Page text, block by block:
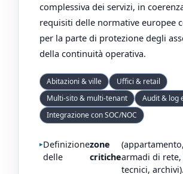
complessiva dei servizi, in
requisiti delle normative europee
per la parte di protezione degli
della continuità operativa.
Abitazioni & ville
Uffici & retail
Multi-sito & multi-tenant
Audit & log
Integrazione con SOC/NOC
Definizione
delle
zone
critichearmadi di
tecnici, archivi).